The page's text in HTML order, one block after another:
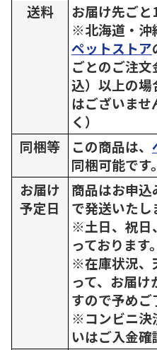
送料
お届け先ごと
※北海道・沖
ペットストア
ごとのご注
込）以上の場
はございま
く）
同梱等
この商品は、
同梱可能です。
お届け
予定日
商品はお申
で発送いたし
※土日、祝日
っております。
※在庫状況、
って、お届け
すので予めご
※コンビニ決
いはご入金確